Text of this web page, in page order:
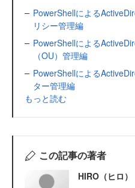
PowerShellによる
リシー管理編
PowerShellによる
（OU）管理編
PowerShellによる
ター管理編
もっと読む
この記事の著者
HIRO（ヒロ）